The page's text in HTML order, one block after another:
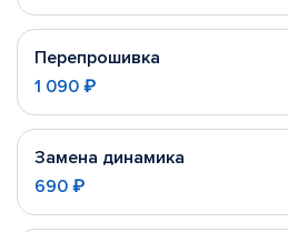
Перепрошивка
1 090 ₽
Замена динамика
690 ₽